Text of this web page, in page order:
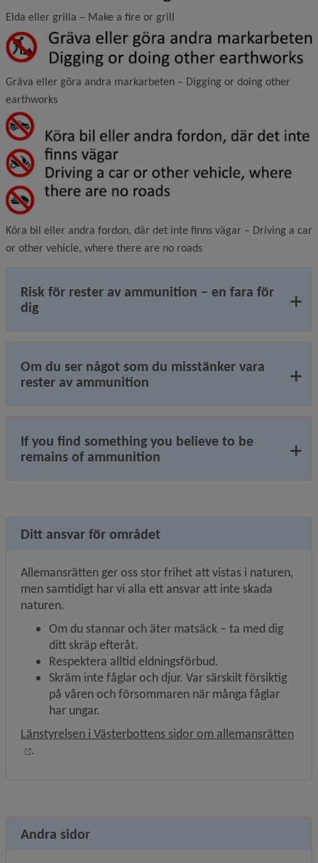
Elda eller grilla – Make a fire or grill
Gräva eller göra andra markarbeten – Digging or doing other
earthworks
Köra bil eller andra fordon, där det inte finns vägar – Driving a car
or other vehicle, where there are no roads
Risk för rester av ammunition – en fara för
dig
Om du ser något som du misstänker vara
rester av ammunition
If you find something you believe to be
remains of ammunition
Ditt ansvar för området
Allemansrätten ger oss stor frihet att vistas i naturen,
men samtidigt har vi alla ett ansvar att inte skada
naturen.
Om du stannar och äter matsäck – ta med dig
ditt skräp efteråt.
Respektera alltid eldningsförbud.
Skräm inte fåglar och djur. Var särskilt försiktig
på våren och försommaren när många fåglar
har ungar.
Länstyrelsen i Västerbottens sidor om allemansrätten
Länk till annan webbplats, öppnas i nytt fönster.
.
Andra sidor